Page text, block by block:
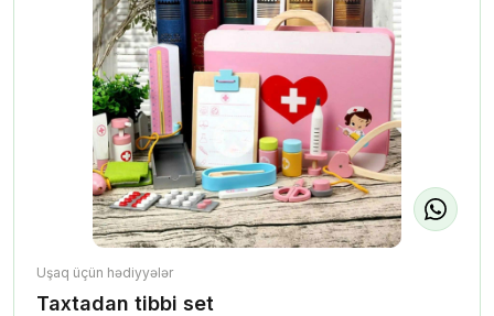
Uşaq üçün hədiyyələr
Taxtadan tibbi set